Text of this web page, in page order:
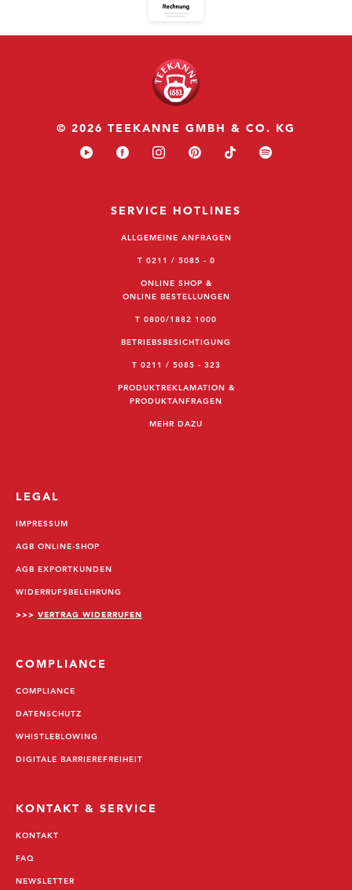
© 2026 TEEKANNE GMBH & CO. KG
SERVICE HOTLINES
ALLGEMEINE ANFRAGEN
T 0211 / 5085 - 0
ONLINE SHOP &
ONLINE BESTELLUNGEN
T 0800/1882 1000
BETRIEBSBESICHTIGUNG
T 0211 / 5085 - 323
PRODUKTREKLAMATION &
PRODUKTANFRAGEN
MEHR DAZU
LEGAL
IMPRESSUM
AGB ONLINE-SHOP
AGB EXPORTKUNDEN
WIDERRUFSBELEHRUNG
>>> VERTRAG WIDERRUFEN
COMPLIANCE
COMPLIANCE
DATENSCHUTZ
WHISTLEBLOWING
DIGITALE BARRIEREFREIHEIT
KONTAKT & SERVICE
KONTAKT
FAQ
NEWSLETTER